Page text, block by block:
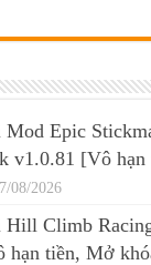
Mod Epic
v1.0.81 [Vô hạn
08/2026
Hill Climb
hạn tiền, Mở